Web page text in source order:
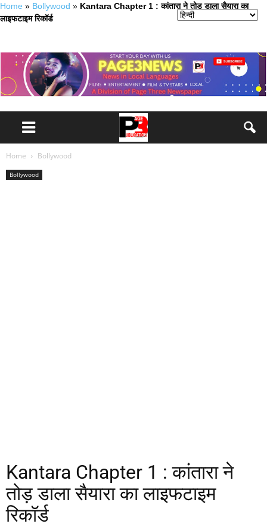
Home » Bollywood » Kantara Chapter 1 : कांतारा ने तोड़ डाला सैयारा का
लाइफटाइम रिकॉर्ड
Home Bollywood
Bollywood
Kantara Chapter 1 : कांतारा ने
तोड़ डाला सैयारा का लाइफटाइम
रिकॉर्ड